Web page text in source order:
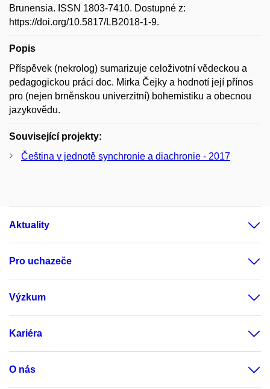
Brunensia. ISSN 1803-7410. Dostupné z:
https://doi.org/10.5817/LB2018-1-9.
Popis
Příspěvek (nekrolog) sumarizuje celoživotní vědeckou a
pedagogickou práci doc. Mirka Čejky a hodnotí její přínos
pro (nejen brněnskou univerzitní) bohemistiku a obecnou
jazykovědu.
Související projekty:
Čeština v jednotě synchronie a diachronie - 2017
Aktuality
Pro uchazeče
Výzkum
Kariéra
O nás